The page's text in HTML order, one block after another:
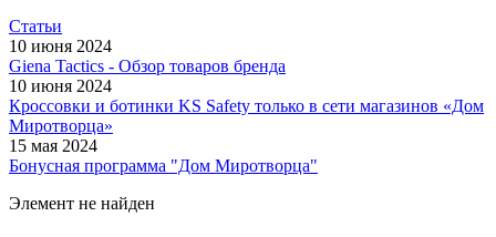
Статьи
10 июня 2024
Giena Tactics - Обзор товаров бренда
10 июня 2024
Кроссовки и ботинки KS Safety только в сети магазинов «Дом
Миротворца»
15 мая 2024
Бонусная программа "Дом Миротворца"
Элемент не найден